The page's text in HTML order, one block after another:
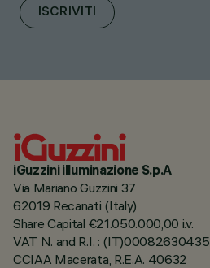
ISCRIVITI
iGuzzini illuminazione S.p.A
Via Mariano Guzzini 37
62019 Recanati (Italy)
Share Capital €21.050.000,00 i.v.
VAT N. and R.I. : (IT)00082630435
CCIAA Macerata, R.E.A. 40632